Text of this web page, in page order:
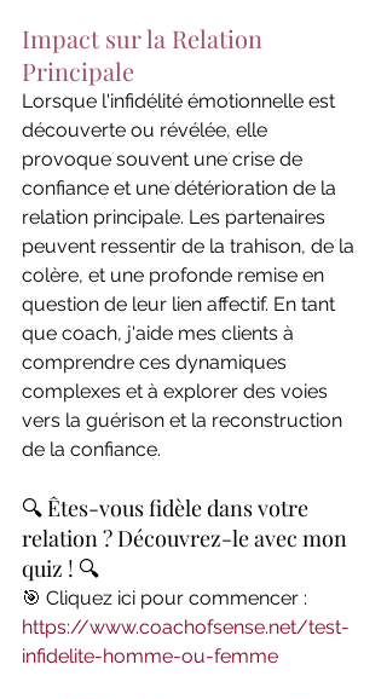
Impact sur la Relation
Principale
Lorsque l'infidélité émotionnelle est
découverte ou révélée, elle
provoque souvent une crise de
confiance et une détérioration de la
relation principale. Les partenaires
peuvent ressentir de la trahison, de la
colère, et une profonde remise en
question de leur lien affectif. En tant
que coach, j'aide mes clients à
comprendre ces dynamiques
complexes et à explorer des voies
vers la guérison et la reconstruction
de la confiance.
🔍 Êtes-vous fidèle dans votre
relation ? Découvrez-le avec mon
quiz ! 🔍
🎯 Cliquez ici pour commencer :
https://www.coachofsense.net/test-
infidelite-homme-ou-femme